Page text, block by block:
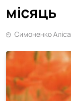
місяць
Симоненко Аліса